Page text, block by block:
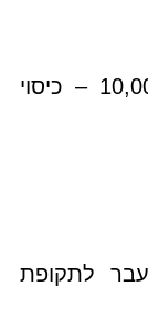
המשך טיפול בישראל עד 10,000$ – כיסוי
לתקופת